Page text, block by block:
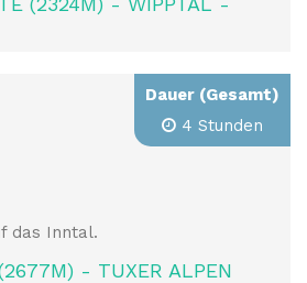
das Inntal.
- TUXER ALPEN
Dauer (Gesamt)
4 Stunden